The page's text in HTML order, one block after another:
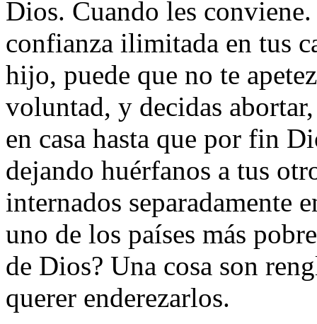
Dios. Cuando les
confianza ilimitada en tus
hijo, puede que no te
voluntad, y decidas
en casa hasta que por fin
dejando huérfanos a tus
internados separadamente
uno de los países más
de Dios? Una cosa son
querer enderezarlos.